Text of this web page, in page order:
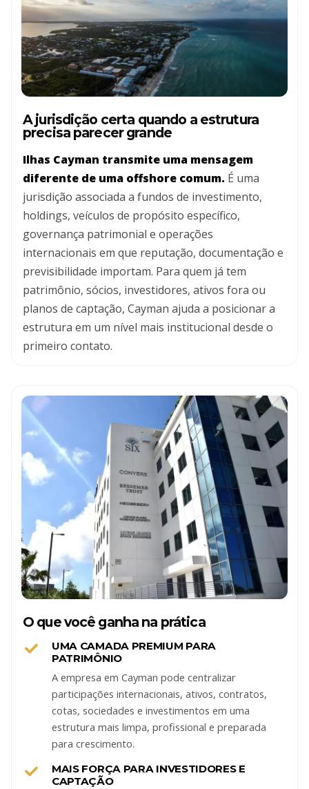
A jurisdição certa quando a estrutura
precisa parecer grande
Ilhas Cayman transmite uma mensagem
diferente de uma offshore comum. É uma
jurisdição associada a fundos de investimento,
holdings, veículos de propósito específico,
governança patrimonial e operações
internacionais em que reputação, documentação e
previsibilidade importam. Para quem já tem
patrimônio, sócios, investidores, ativos fora ou
planos de captação, Cayman ajuda a posicionar a
estrutura em um nível mais institucional desde o
primeiro contato.
O que você ganha na prática
UMA CAMADA PREMIUM PARA
PATRIMÔNIO
A empresa em Cayman pode centralizar
participações internacionais, ativos, contratos,
cotas, sociedades e investimentos em uma
estrutura mais limpa, profissional e preparada
para crescimento.
MAIS FORÇA PARA INVESTIDORES E
CAPTAÇÃO